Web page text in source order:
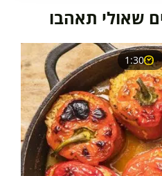
שאולי תאהבו
1:30